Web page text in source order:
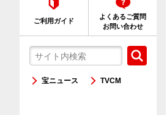
ご利用ガイド
よくあるご質問
お問い合わせ
宝ニュース TVCM